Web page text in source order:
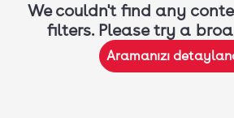
We couldn't find any
filters. Please try a
Aramanızı